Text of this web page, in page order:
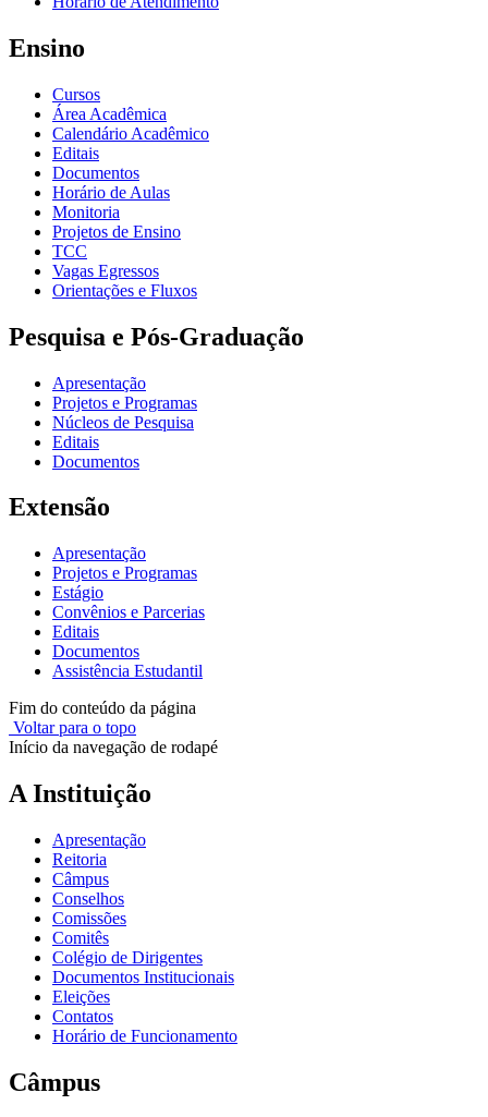
Ensino
Cursos
Área Acadêmica
Calendário Acadêmico
Editais
Documentos
Horário de Aulas
Monitoria
Projetos de Ensino
TCC
Vagas Egressos
Orientações e Fluxos
Pesquisa e Pós-Graduação
Apresentação
Projetos e Programas
Núcleos de Pesquisa
Editais
Documentos
Extensão
Apresentação
Projetos e Programas
Estágio
Convênios e Parcerias
Editais
Documentos
Assistência Estudantil
Fim do conteúdo da página
Voltar para o topo
Início da navegação de rodapé
A Instituição
Apresentação
Reitoria
Câmpus
Conselhos
Comissões
Comitês
Colégio de Dirigentes
Documentos Institucionais
Eleições
Contatos
Horário de Funcionamento
Câmpus